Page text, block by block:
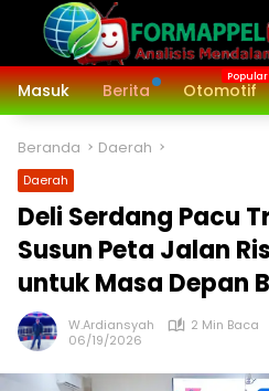
Langsung
konten
Masuk
Berita Otomotif
Beranda Daerah
Daerah
Deli Serdang Pacu
Susun Peta Jalan
untuk Masa Depan
W.Ardiansyah
2 Min Baca
06/19/2026